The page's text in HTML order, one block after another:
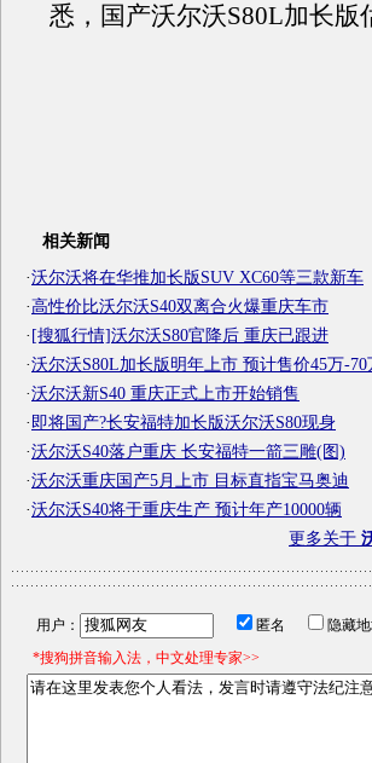
悉，国产沃尔沃S80L加长版
相关新闻
·沃尔沃将在华推加长版SUV XC60等三款新车
·高性价比沃尔沃S40双离合火爆重庆车市
·[搜狐行情]沃尔沃S80官降后 重庆已跟进
·沃尔沃S80L加长版明年上市 预计售价45万-70
·沃尔沃新S40 重庆正式上市开始销售
· 即将国产?长安福特加长版沃尔沃S80现身
·沃尔沃S40落户重庆 长安福特一箭三雕(图)
·沃尔沃重庆国产5月上市 目标直指宝马奥迪
·沃尔沃S40将于重庆生产 预计年产10000辆
更多关于
用户： 匿名 隐藏
*搜狗拼音输入法，中文处理专家>>